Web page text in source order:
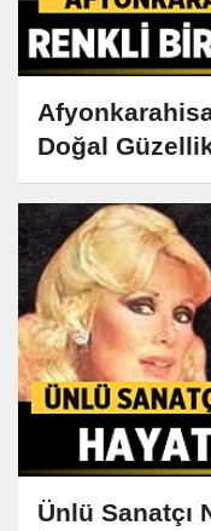
Doğal
Ünlü Sanatçı